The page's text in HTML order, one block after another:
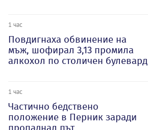
1 час
Повдигнаха обвинение на
мъж, шофирал 3,13 промила
алкохол по столичен булевард
1 час
Частично бедствено
положение в Перник заради
пропаднал път